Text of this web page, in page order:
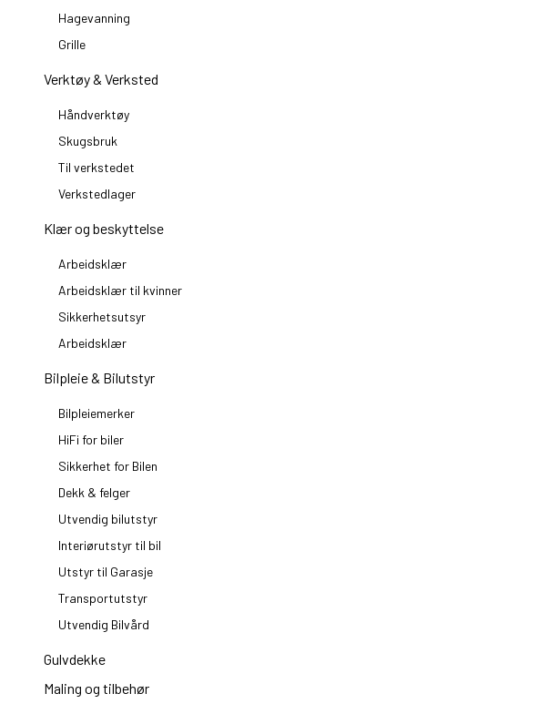
Hagevanning
Grille
Verktøy & Verksted
Håndverktøy
Skugsbruk
Til verkstedet
Verkstedlager
Klær og beskyttelse
Arbeidsklær
Arbeidsklær til kvinner
Sikkerhetsutsyr
Arbeidsklær
Bilpleie & Bilutstyr
Bilpleiemerker
HiFi for biler
Sikkerhet for Bilen
Dekk & felger
Utvendig bilutstyr
Interiørutstyr til bil
Utstyr til Garasje
Transportutstyr
Utvendig Bilvård
Gulvdekke
Maling og tilbehør